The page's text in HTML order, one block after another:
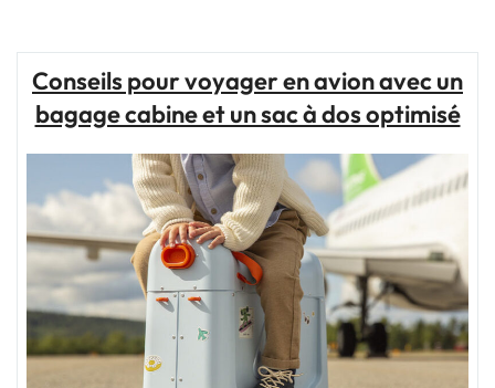
Conseils pour voyager en avion avec un
bagage cabine et un sac à dos optimisé